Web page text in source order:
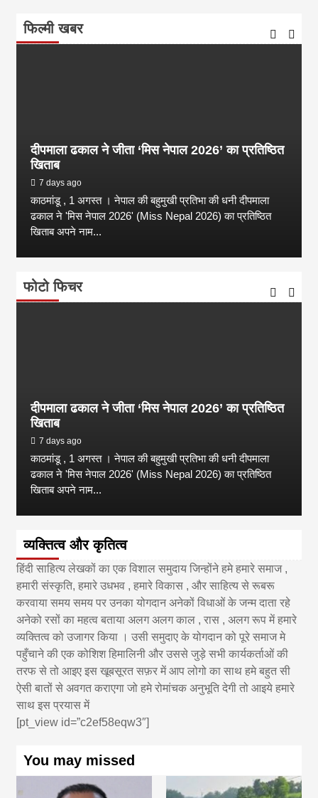
फिल्मी खबर
दीपमाला ढकाल ने जीता ‘मिस नेपाल 2026’ का प्रतिष्ठित
खिताब
7 days ago
काठमांडू , 1 अगस्त । नेपाल की बहुमुखी प्रतिभा की धनी दीपमाला
ढकाल ने 'मिस नेपाल 2026' (Miss Nepal 2026) का प्रतिष्ठित
खिताब अपने नाम...
फोटो फिचर
दीपमाला ढकाल ने जीता ‘मिस नेपाल 2026’ का प्रतिष्ठित
खिताब
7 days ago
काठमांडू , 1 अगस्त । नेपाल की बहुमुखी प्रतिभा की धनी दीपमाला
ढकाल ने 'मिस नेपाल 2026' (Miss Nepal 2026) का प्रतिष्ठित
खिताब अपने नाम...
व्यक्तित्व और कृतित्व
हिंदी साहित्य लेखकों का एक विशाल समुदाय जिन्होंने हमे हमारे समाज ,
हमारी संस्कृति, हमारे उधभव , हमारे विकास , और साहित्य से रूबरू
करवाया समय समय पर उनका योगदान अनेकों विधाओं के जन्म दाता रहे
अनेको रसों का महत्व बताया अलग अलग काल , रास , अलग रूप में हमारे
व्यक्तित्व को उजागर किया । उसी समुदाए के योगदान को पूरे समाज मे
पहुँचाने की एक कोशिश हिमालिनी और उससे जुड़े सभी कार्यकर्ताओं की
तरफ से तो आइए इस खूबसूरत सफ़र में आप लोगो का साथ हमे बहुत सी
ऐसी बातों से अवगत कराएगा जो हमे रोमांचक अनुभूति देगी तो आइये हमारे
साथ इस प्रयास में
[pt_view id=”c2ef58eqw3″]
You may missed